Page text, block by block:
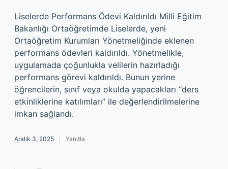
Liselerde Performans Ödevi Kaldırıldı Milli Eğitim
Bakanlığı Ortaöğretimde Liselerde, yeni
Ortaöğretim Kurumları Yönetmeliğinde eklenen
performans ödevleri kaldırıldı. Yönetmelikle,
uygulamada çoğunlukla velilerin hazırladığı
performans görevi kaldırıldı. Bunun yerine
öğrencilerin, sınıf veya okulda yapacakları “ders
etkinliklerine katılımları” ile değerlendirilmelerine
imkan sağlandı.
Aralık 3, 2025 Yanıtla